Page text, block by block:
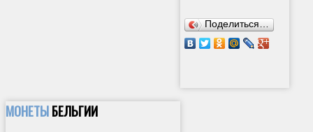
Поделиться…
МОНЕТЫБЕЛЬГИИ